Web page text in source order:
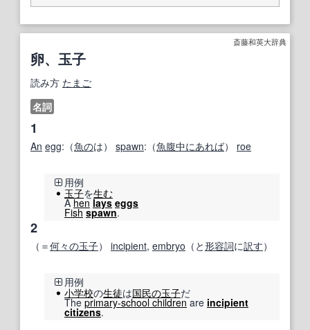
斎藤和英大辞典
卵、玉子
読み方 たまご
名詞
1
An egg:（魚のは） spawn:（魚腹中にあれば） roe
用例
玉子を生む
Ahen lays eggs
Fish spawn.
2
（＝何々の玉子） incipient, embryo （と形容詞に訳す）
用例
小学校の生徒は国民の玉子だ
Theprimary-school childrenare incipient
citizens.